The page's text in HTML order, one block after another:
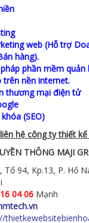
web (Hỗ trợ
hàng).
phần mềm
trên nền internet.
thương mại điện tử
(SEO)
hệ công ty thiết
THÔNG MAJI
Tổ 94, Kp.13, P. Hố
04 06 Mạnh